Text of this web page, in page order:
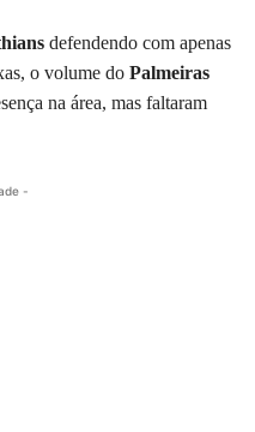
defendendo com apenas
o volume do Palmeiras
na área, mas faltaram
-